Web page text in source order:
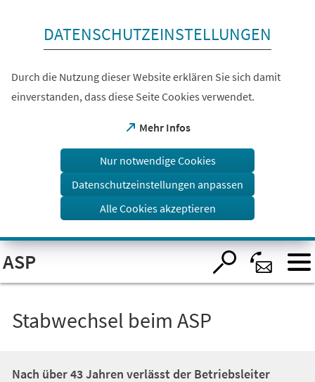
Visuelle
Assistenzsoftware
öffnen.
DATENSCHUTZEINSTELLUNGEN
Durch die Nutzung dieser Website erklären Sie sich damit
einverstanden, dass diese Seite Cookies verwendet.
Mehr Infos
(Öffnet
einem
Tab)
Nur notwendige Cookies
Datenschutzeinstellungen anpassen
Alle Cookies akzeptieren
ASP
Stabwechsel beim ASP
Nach über 43 Jahren verlässt der Betriebsleiter